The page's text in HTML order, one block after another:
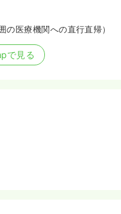
医療機関への直行直帰）
で見る